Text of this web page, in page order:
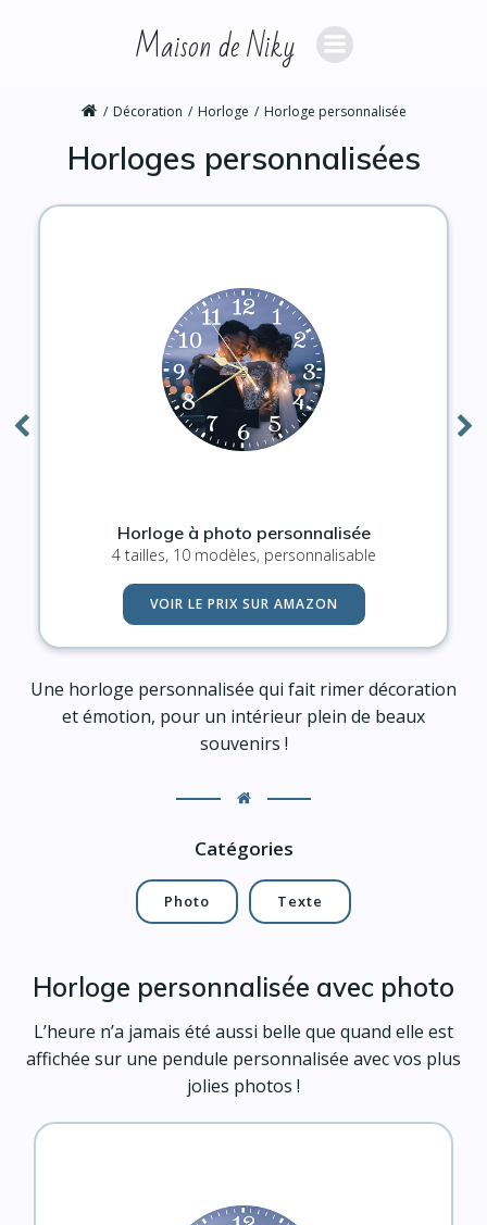
au
contenu
Maison de Niky
Décoration Horloge Horloge personnalisée
Horloges personnalisées
Horloge à photo personnalisée
4 tailles, 10 modèles, personnalisable
VOIR LE PRIX SUR AMAZON
Une horloge personnalisée qui fait rimer décoration
et émotion, pour un intérieur plein de beaux
souvenirs !
Catégories
Photo Texte
Horloge personnalisée avec photo
L’heure n’a jamais été aussi belle que quand elle est
affichée sur une pendule personnalisée avec vos plus
jolies photos !